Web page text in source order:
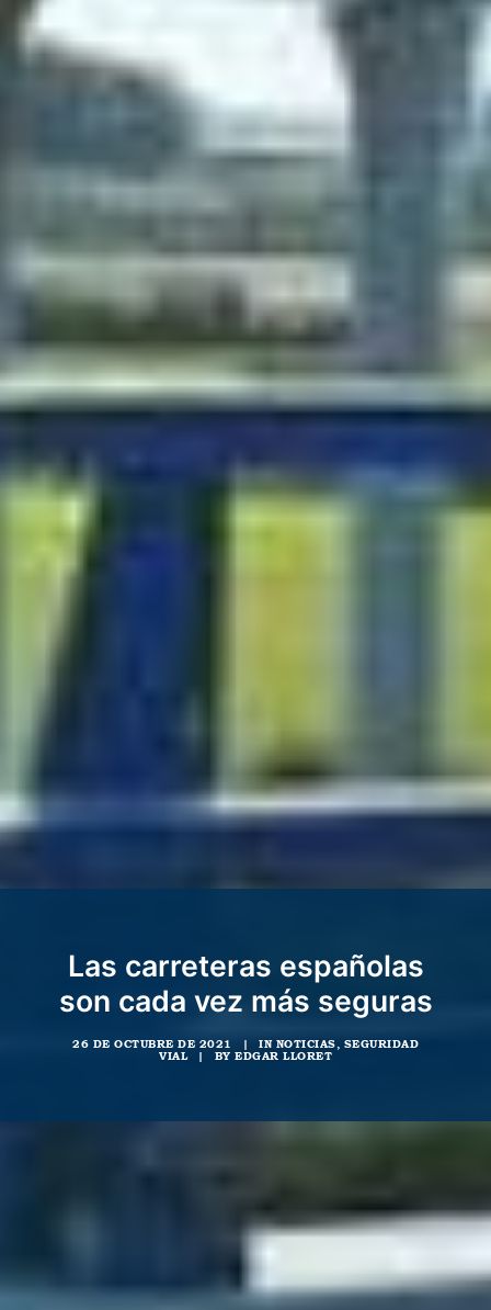
Las carreteras españolas
son cada vez más seguras
26 DE OCTUBRE DE 2021 | IN NOTICIAS
SEGURIDAD
VIAL
| BY EDGAR LLORET